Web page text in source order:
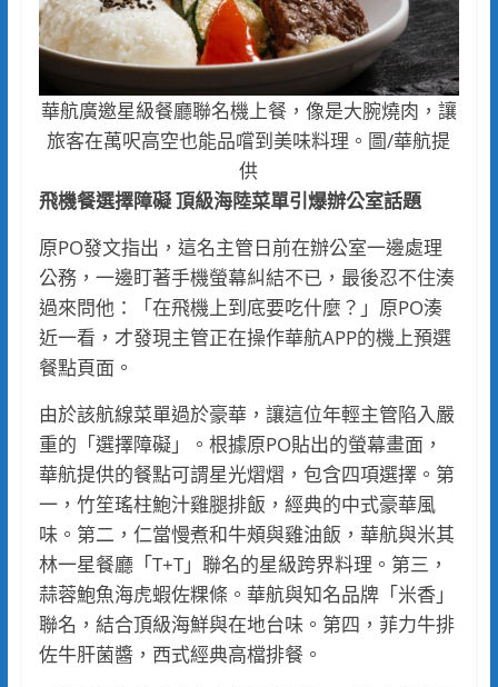
華航廣邀星級餐廳聯名機上餐，像是大腕燒肉，讓
旅客在萬呎高空也能品嚐到美味料理。圖/華航提
供
飛機餐選擇障礙頂級海陸菜單引爆辦公室話題
原PO發文指出，這名主管日前在辦公室一邊處理
公務，一邊盯著手機螢幕糾結不已，最後忍不住湊
過來問他：「在飛機上到底要吃什麼？」原PO湊
近一看，才發現主管正在操作華航APP的機上預選
餐點頁面。
由於該航線菜單過於豪華，讓這位年輕主管陷入嚴
重的「選擇障礙」。根據原PO貼出的螢幕畫面，
華航提供的餐點可謂星光熠熠，包含四項選擇。第
一，竹笙瑤柱鮑汁雞腿排飯，經典的中式豪華風
味。第二，仁當慢煮和牛頰與雞油飯，華航與米其
林一星餐廳「T+T」聯名的星級跨界料理。第三，
蒜蓉鮑魚海虎蝦佐粿條。華航與知名品牌「米香」
聯名，結合頂級海鮮與在地台味。第四，菲力牛排
佐牛肝菌醬，西式經典高檔排餐。